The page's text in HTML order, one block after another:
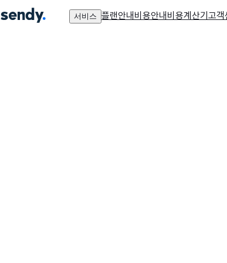
서비스 플랜안내비용안내비용계산기고객